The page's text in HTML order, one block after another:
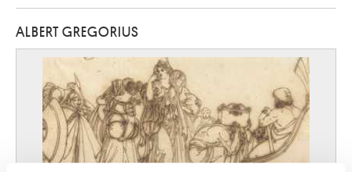
Anvers 1625 - 1679
Galloche Louis
Paris (France) 1670 - 1761
Gappmayr Heinz
Innsbruck (Autriche) 1925 - 2010
Gargallo Pablo
Maella / Zaragoza (Aragon, Espagne) 1881 - Reus (Catalonie, Espagne)
1934
ALBERT GREGORIUS